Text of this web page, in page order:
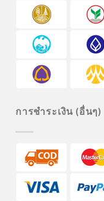
การชำระเงิน (อื่นๆ)